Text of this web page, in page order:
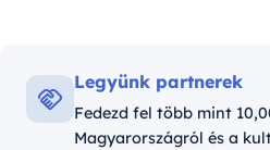
Legyünk partnerek
Fedezd fel több mint
Magyarországról és a